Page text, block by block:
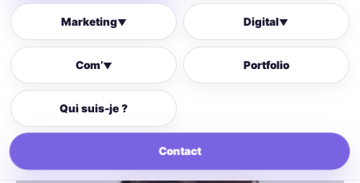
Marketing▼ Digital▼
Com’▼ Portfolio
Qui suis-je ?
Contact